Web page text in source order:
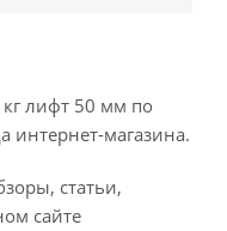
лифт 50 мм по
интернет-магазина.
статьи,
сайте